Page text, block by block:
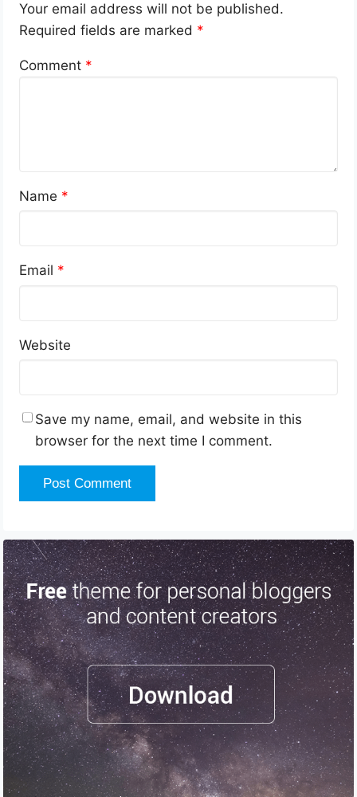
Your email address will not be published.
Required fields are marked *
Comment *
Name *
Email *
Website
Save my name, email, and website in this
browser for the next time I comment.